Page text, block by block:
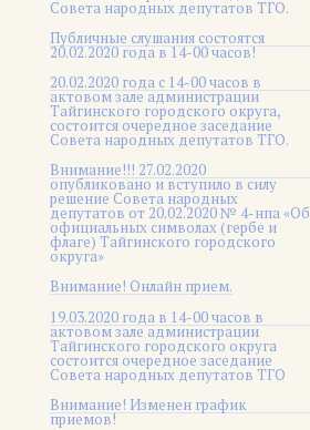
Совета народных депутатов ТГО.
Публичные слушания состоятся
20.02.2020 года в 14-00 часов!
20.02.2020 года с 14-00 часов в
актовом зале администрации
Тайгинского городского округа,
состоится очередное заседание
Совета народных депутатов ТГО.
Внимание!!! 27.02.2020
опубликовано и вступило в силу
решение Совета народных
депутатов от 20.02.2020 № 4-нпа «Об
официальных символах (гербе и
флаге) Тайгинского городского
округа»
Внимание! Онлайн прием.
19.03.2020 года в 14-00 часов в
актовом зале администрации
Тайгинского городского округа
состоится очередное заседание
Совета народных депутатов ТГО
Внимание! Изменен график
приемов!